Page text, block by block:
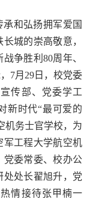
和弘扬拥军爱国
城的崇高敬意，
争胜利80周年、
7月29日，校党委
传部、党委学工
新时代“最可爱的
机务士官学校，为
军工程大学航空机
党委常委、校办公
处处长翟旭升，党
情接待张甲楠一